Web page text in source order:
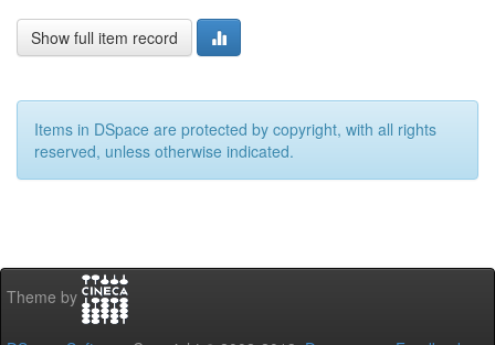
Show full item record
Items in DSpace are protected by copyright, with all rights
reserved, unless otherwise indicated.
Theme by